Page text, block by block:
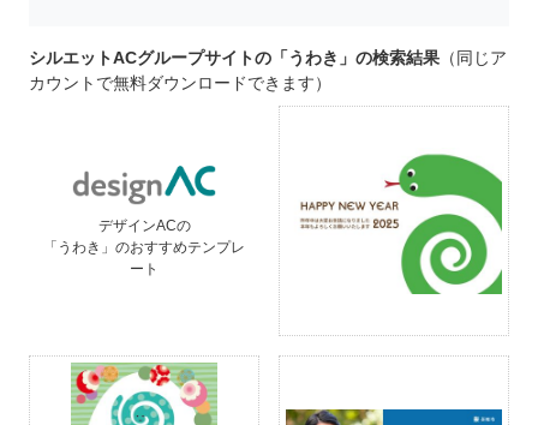
シルエットACグループサイトの「うわき」の検索結果 （同じア
カウントで無料ダウンロードできます）
デザインACの
「うわき」のおすすめテンプレ
ート